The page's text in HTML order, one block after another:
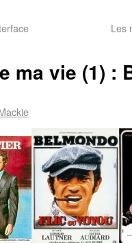
Les
ma vie (1) :